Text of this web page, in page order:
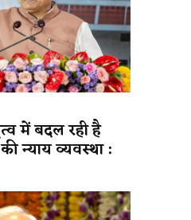
में बदल रही है
न्याय व्यवस्था :